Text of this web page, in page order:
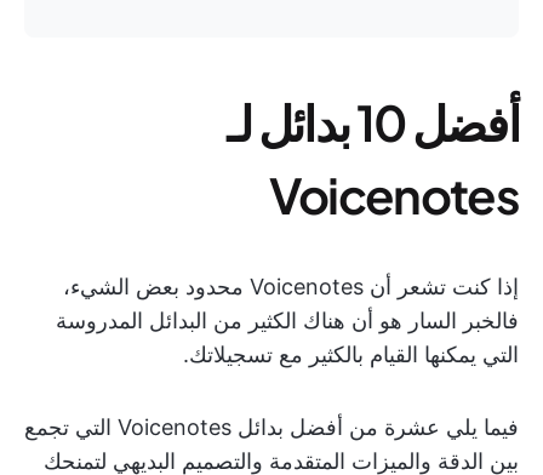
أفضل 10 بدائل لـ
Voicenotes
إذا كنت تشعر أن Voicenotes محدود بعض الشيء،
فالخبر السار هو أن هناك الكثير من البدائل المدروسة
التي يمكنها القيام بالكثير مع تسجيلاتك.
فيما يلي عشرة من أفضل بدائل Voicenotes التي تجمع
بين الدقة والميزات المتقدمة والتصميم البديهي لتمنحك